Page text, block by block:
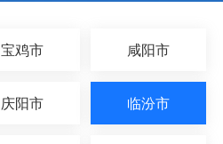
宝鸡市 咸阳市
庆阳市 临汾市